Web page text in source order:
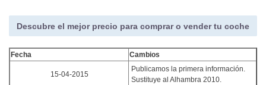
Descubre el mejor precio para comprar o vender tu coche
Fecha Cambios
15-04-2015
Publicamos la primera información.
Sustituye al Alhambra 2010.